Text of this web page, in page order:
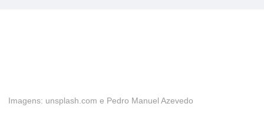
Imagens: unsplash.com e Pedro Manuel Azevedo